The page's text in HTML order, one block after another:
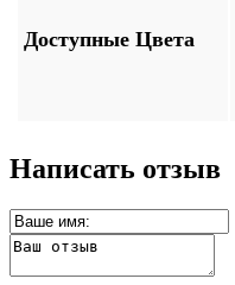
Доступные Цвета
Написать отзыв